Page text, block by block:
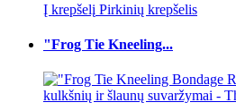
Į krepšelį Pirkinių krepšelis
"Frog Tie Kneeling...